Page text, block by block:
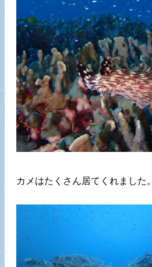
カメはたくさん居てくれました。